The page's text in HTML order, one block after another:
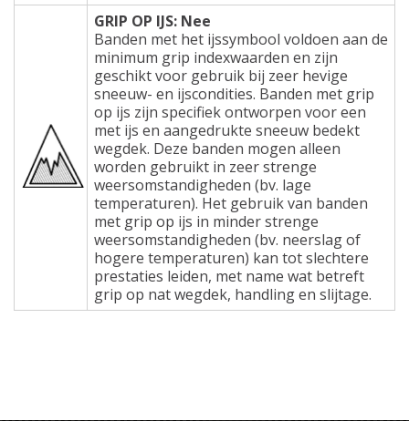
GRIP OP IJS: Nee
Banden met het ijssymbool voldoen aan de
minimum grip indexwaarden en zijn
geschikt voor gebruik bij zeer hevige
sneeuw- en ijscondities. Banden met grip
op ijs zijn specifiek ontworpen voor een
met ijs en aangedrukte sneeuw bedekt
wegdek. Deze banden mogen alleen
worden gebruikt in zeer strenge
weersomstandigheden (bv. lage
temperaturen). Het gebruik van banden
met grip op ijs in minder strenge
weersomstandigheden (bv. neerslag of
hogere temperaturen) kan tot slechtere
prestaties leiden, met name wat betreft
grip op nat wegdek, handling en slijtage.